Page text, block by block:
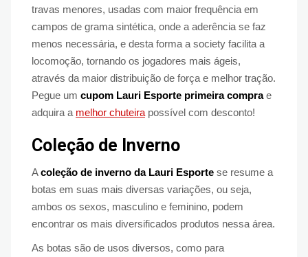
travas menores, usadas com maior frequência em
campos de grama sintética, onde a aderência se faz
menos necessária, e desta forma a society facilita a
locomoção, tornando os jogadores mais ágeis,
através da maior distribuição de força e melhor tração.
Pegue um cupom Lauri Esporte primeira comprae
adquira a melhor chuteira possível com desconto!
Coleção de Inverno
Acoleção de inverno da Lauri Esporte se resume a
botas em suas mais diversas variações, ou seja,
ambos os sexos, masculino e feminino, podem
encontrar os mais diversificados produtos nessa área.
As botas são de usos diversos, como para